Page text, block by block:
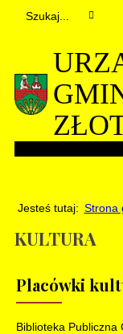
Jesteś tutaj: Strona
KULTURA
Placówki
Biblioteka Publiczna